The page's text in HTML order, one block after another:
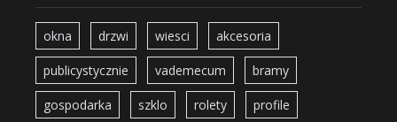
okna drzwi wiesci akcesoria
publicystycznie vademecum bramy
gospodarka szklo rolety profile